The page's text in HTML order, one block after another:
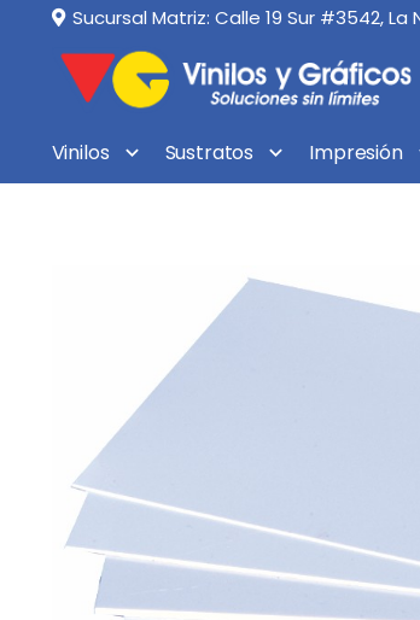
Sucursal Matriz: Calle 19 Sur #3542, La
Vinilos Sustratos Impresión